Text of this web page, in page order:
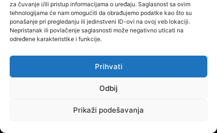
za čuvanje i/ili pristup informacijama o uređaju. Saglasnost sa ovim
tehnologijama će nam omogućiti da obrađujemo podatke kao što su
ponašanje pri pregledanju ili jedinstveni ID-ovi na ovoj veb lokaciji.
Nepristanak ili povlačenje saglasnosti može negativno uticati na
određene karakteristike i funkcije.
Prihvati
Odbij
Prikaži podešavanja